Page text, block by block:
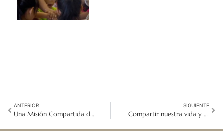
ANTERIOR
Una Misión Compartida de Salvaguarda
SIGUIENTE
Compartir nuestra vida y misión de formas nuevas y creativas.